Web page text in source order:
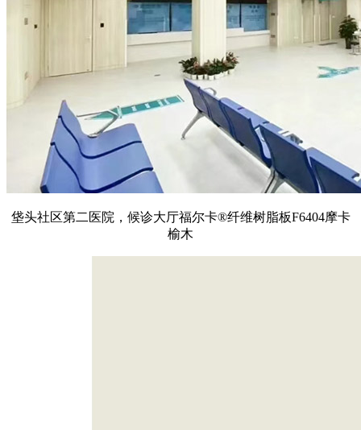
垡头社区第二医院，候诊大厅福尔卡®纤维树脂板F6404摩卡
榆木